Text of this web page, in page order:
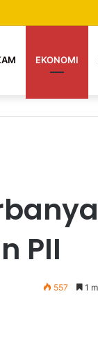
Boleh
EKONOMI
PII
557 1